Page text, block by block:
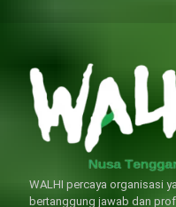
WALHI percaya organisasi
bertanggung jawab dan